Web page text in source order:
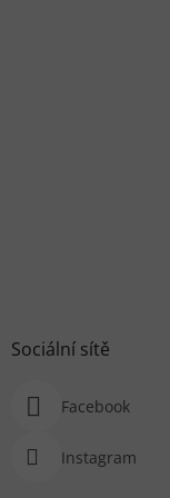
Sociální sítě
Facebook
Instagram